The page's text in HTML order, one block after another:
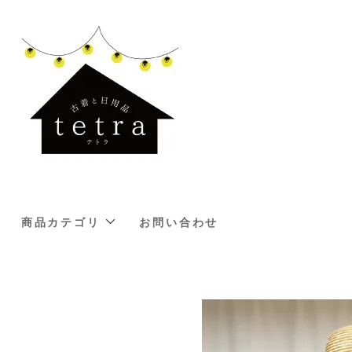
商品カテゴリ お問い合わせ